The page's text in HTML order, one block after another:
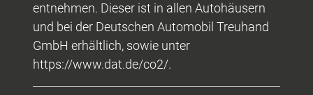
entnehmen. Dieser ist in allen Autohäusern
und bei der Deutschen Automobil Treuhand
GmbH erhältlich, sowie unter
https://www.dat.de/co2/.